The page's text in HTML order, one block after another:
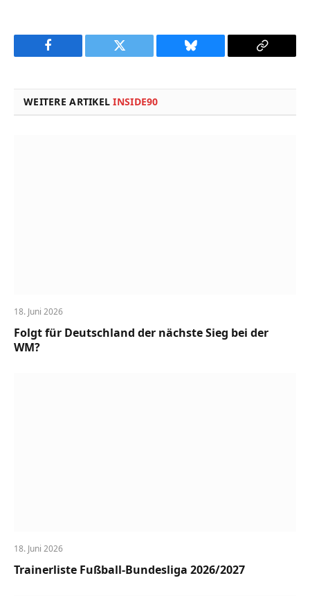
Facebook Twitter Bluesky
Copy
WEITERE ARTIKELINSIDE90
18. Juni 2026
Folgt für Deutschland der nächste Sieg bei der
WM?
18. Juni 2026
Trainerliste Fußball-Bundesliga 2026/2027